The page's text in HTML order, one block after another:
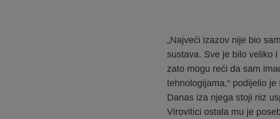
„Najveći izazov nije bio
sustava. Sve je bilo veliko
zato mogu reći da sam
tehnologijama,“ podijelio je
Danas iza njega stoji niz
Virovitici ostala mu je